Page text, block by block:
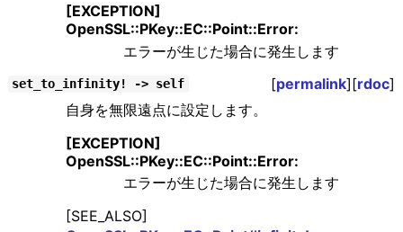
[EXCEPTION]
OpenSSL::PKey::EC::Point::Error:
エラーが生じた場合に発生します
set_to_infinity! -> self [permalink][rdoc]
自身を無限遠点に設定します。
[EXCEPTION]
OpenSSL::PKey::EC::Point::Error:
エラーが生じた場合に発生します
[SEE_ALSO]